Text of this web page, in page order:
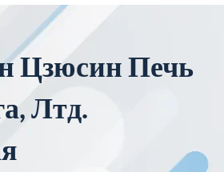
Цзюсин Печь
Лтд.